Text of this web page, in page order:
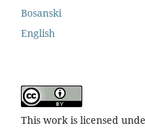
Bosanski
English
This work is licensed